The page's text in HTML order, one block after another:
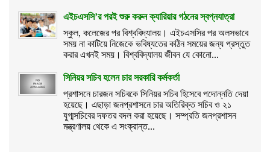
এইচএসসি’র পরই শুরু করুন ক্যারিয়ার গঠনের স্বপ্নযাত্রা
স্কুল, কলেজের পর বিশ্ববিদ্যালয়। এইচএসসির পর অলসভাবে
সময় না কাটিয়ে নিজেকে ভবিষ্যতের কঠিন সময়ের জন্য প্রস্তুত
করার এখনই সময়। বিশ্ববিদ্যালয় জীবন যে কোনো...
সিনিয়র সচিব হলেন চার সরকারি কর্মকর্তা
প্রশাসনে চারজন সচিবকে সিনিয়র সচিব হিসেবে পদোন্নতি দেয়া
হয়েছে। এছাড়া জনপ্রশাসনে চার অতিরিক্ত সচিব ও ২১
যুগ্মসচিবের দফতর বদল করা হয়েছে। সম্প্রতি জনপ্রশাসন
মন্ত্রণালয় থেকে এ সংক্রান্ত...